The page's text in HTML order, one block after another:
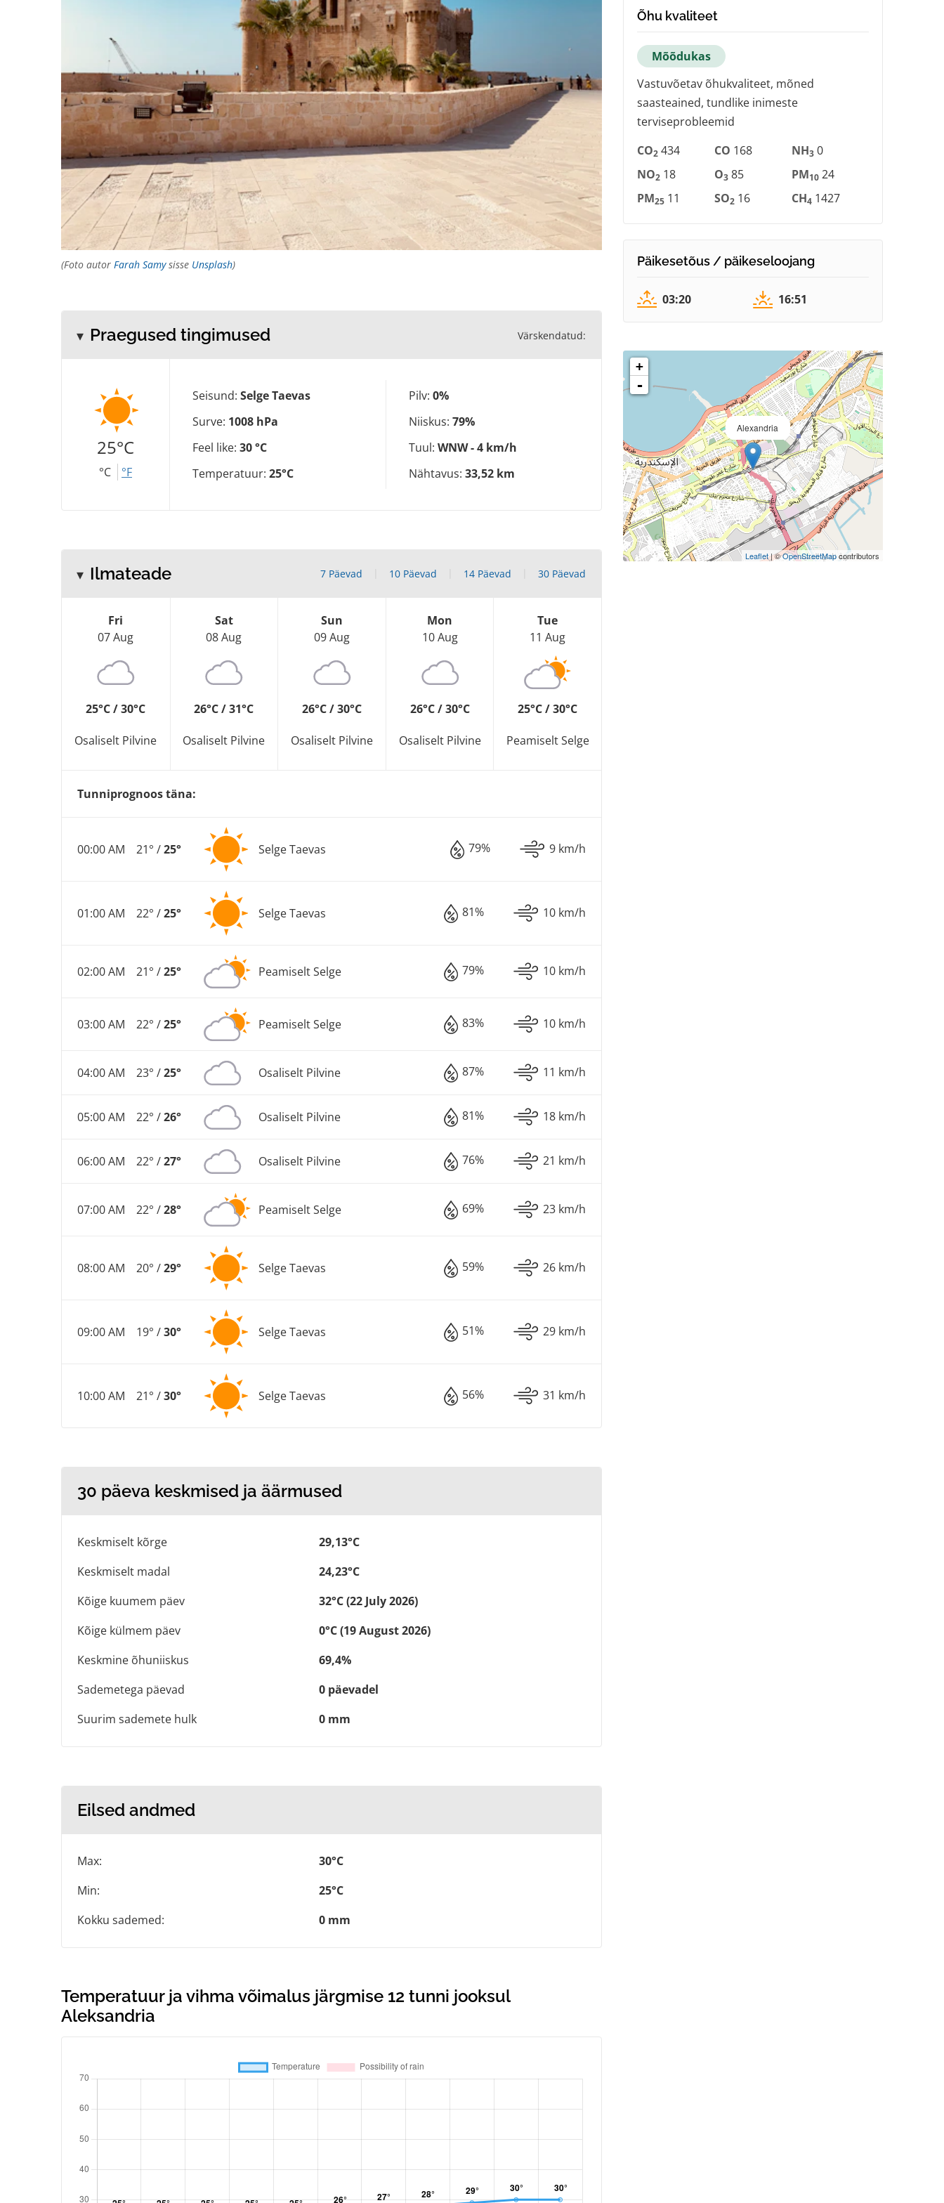
(Foto autor Farah Samysisse Unsplash)
Praegused tingimused Värskendatud:
25°C
°C °F
Seisund: Selge Taevas
Surve: 1008 hPa
Feel like: 30 °C
Temperatuur: 25°C
Pilv: 0%
Niiskus: 79%
Tuul: WNW - 4 km/h
Nähtavus: 33,52 km
Ilmateade 7 Päevad 10 Päevad 14 Päevad 30 Päevad
Fri
07 Aug
25°C / 30°C
Osaliselt Pilvine
Sat
08 Aug
26°C / 31°C
Osaliselt Pilvine
Sun
09 Aug
26°C / 30°C
Osaliselt Pilvine
Mon
10 Aug
26°C / 30°C
Osaliselt Pilvine
Tue
11 Aug
25°C / 30°C
Peamiselt Selge
Tunniprognoos täna:
00:00 AM 21° /25° Selge Taevas 79% 9 km/h
01:00 AM 22° /25° Selge Taevas 81% 10 km/h
02:00 AM 21° /25° Peamiselt Selge 79% 10 km/h
03:00 AM 22° /25° Peamiselt Selge 83% 10 km/h
04:00 AM 23° /25° Osaliselt Pilvine 87% 11 km/h
05:00 AM 22° /26° Osaliselt Pilvine 81% 18 km/h
06:00 AM 22° /27° Osaliselt Pilvine 76% 21 km/h
07:00 AM 22° /28° Peamiselt Selge 69% 23 km/h
08:00 AM 20° /29° Selge Taevas 59% 26 km/h
09:00 AM 19° /30° Selge Taevas 51% 29 km/h
10:00 AM 21° /30° Selge Taevas 56% 31 km/h
30 päeva keskmised ja äärmused
Keskmiselt kõrge
29,13°C
Keskmiselt madal
24,23°C
Kõige kuumem päev
32°C (22 July 2026)
Kõige külmem päev
0°C (19 August 2026)
Keskmine õhuniiskus
69,4%
Sademetega päevad
0 päevadel
Suurim sademete hulk
0 mm
Eilsed andmed
Max:
30°C
Min:
25°C
Kokku sademed:
0 mm
Temperatuur ja vihma võimalus järgmise 12 tunni jooksul
Aleksandria
Õhu kvaliteet
Mõõdukas
Vastuvõetav õhukvaliteet, mõned
saasteained, tundlike inimeste
terviseprobleemid
CO2 434 CO 168 NH3 0
NO2 18 O3 85 PM10 24
PM25 11 SO2 16 CH4 1427
Päikesetõus / päikeseloojang
03:20 16:51
Alexandria
+
-
Leaflet| ©OpenStreetMapcontributors